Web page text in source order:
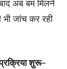
अब बम मिलने
जांच कर रही
शुरू–